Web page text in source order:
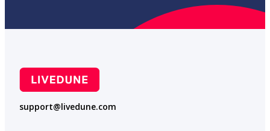
support@livedune.com